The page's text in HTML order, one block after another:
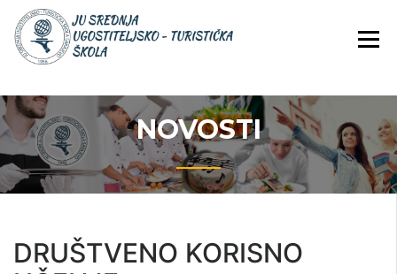
Skip
content
JU SREDNJA
NOVOSTI
DRUŠTVENO KORISNO